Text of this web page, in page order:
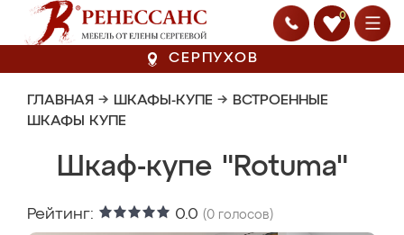
0
СЕРПУХОВ
ГЛАВНАЯ → ШКАФЫ-КУПЕ → ВСТРОЕННЫЕ
ШКАФЫ КУПЕ
Шкаф-купе "Rotuma"
Рейтинг: 0.0 (0 голосов)